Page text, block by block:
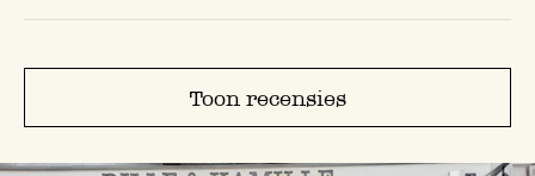
Toon recensies